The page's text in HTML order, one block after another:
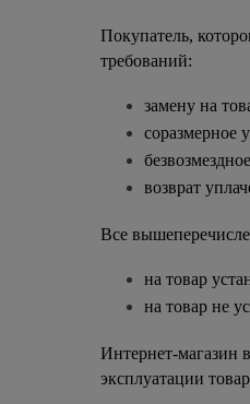
Покупатель,
требований:
замену на
соразмерное
возврат
Все
на товар
на товар не
Интернет-магазин
эксплуатации